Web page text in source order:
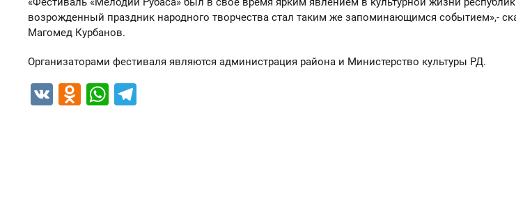
возрожденный праздник народного творчества стал таким же запоминающимся событием»,-
Магомед Курбанов.
Организаторами фестиваля являются администрация района и Министерство культуры РД.
VK Odnoklassniki
WhatsApp